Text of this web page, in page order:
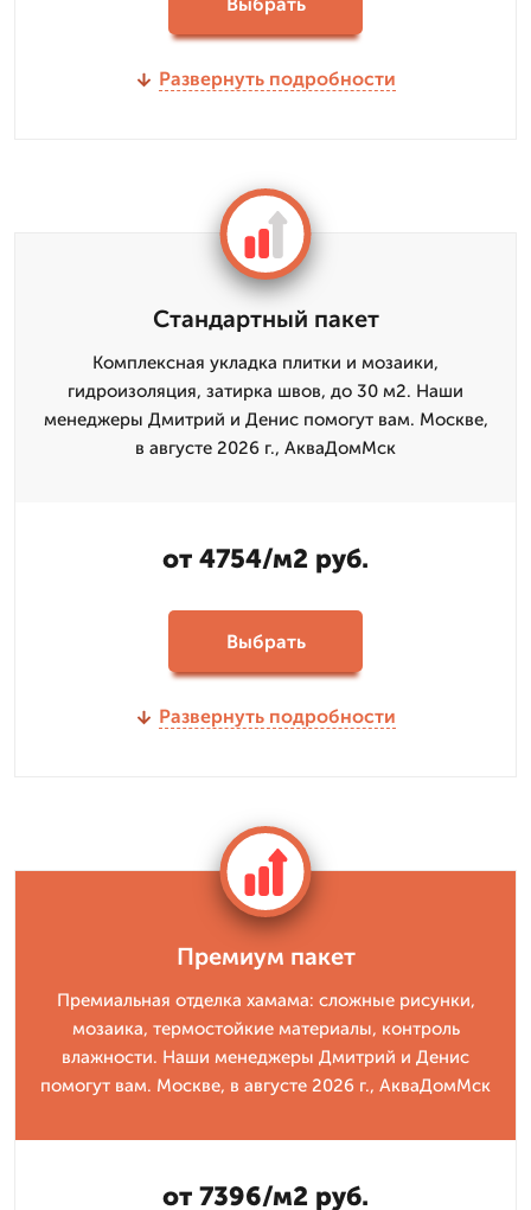
Развернуть подробности
Стандартный пакет
Комплексная укладка плитки и мозаики,
гидроизоляция, затирка швов, до 30 м2. Наши
менеджеры Дмитрий и Денис помогут вам. Москве,
в августе 2026 г., АкваДомМск
от 4754/м2 руб.
Выбрать
Развернуть подробности
Премиум пакет
Премиальная отделка хамама: сложные рисунки,
мозаика, термостойкие материалы, контроль
влажности. Наши менеджеры Дмитрий и Денис
помогут вам. Москве, в августе 2026 г., АкваДомМск
от 7396/м2 руб.